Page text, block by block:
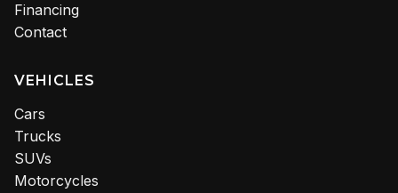
Financing
Contact
VEHICLES
Cars
Trucks
SUVs
Motorcycles